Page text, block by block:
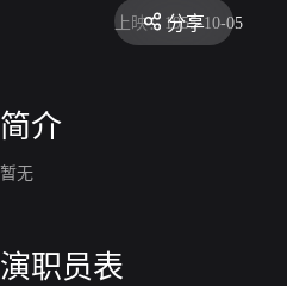
上映： 1955-10-05
分享
简介
暂无
演职员表